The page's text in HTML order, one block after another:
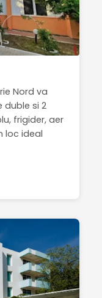
Nord va
duble si 2
frigider, aer
loc ideal